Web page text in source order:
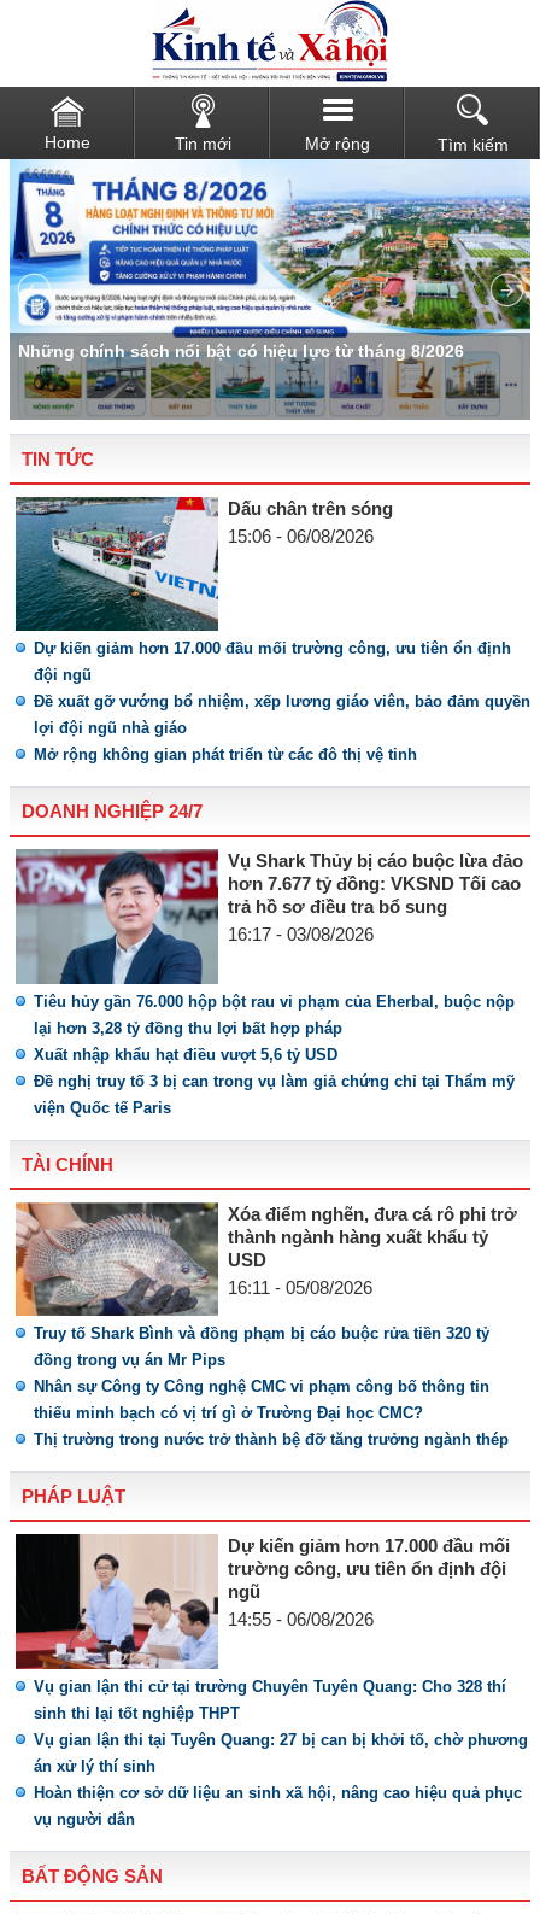
Home Tin mới Mở rộng Tìm kiếm
Những chính sách nổi bật có hiệu lực từ tháng 8/2026
TIN TỨC
Dấu chân trên sóng
15:06 - 06/08/2026
Dự kiến giảm hơn 17.000 đầu mối trường công, ưu tiên ổn định
đội ngũ
Đề xuất gỡ vướng bổ nhiệm, xếp lương giáo viên, bảo đảm quyền
lợi đội ngũ nhà giáo
Mở rộng không gian phát triển từ các đô thị vệ tinh
DOANH NGHIỆP 24/7
Vụ Shark Thủy bị cáo buộc lừa đảo
hơn 7.677 tỷ đồng: VKSND Tối cao
trả hồ sơ điều tra bổ sung
16:17 - 03/08/2026
Tiêu hủy gần 76.000 hộp bột rau vi phạm của Eherbal, buộc nộp
lại hơn 3,28 tỷ đồng thu lợi bất hợp pháp
Xuất nhập khẩu hạt điều vượt 5,6 tỷ USD
Đề nghị truy tố 3 bị can trong vụ làm giả chứng chỉ tại Thẩm mỹ
viện Quốc tế Paris
TÀI CHÍNH
Xóa điểm nghẽn, đưa cá rô phi trở
thành ngành hàng xuất khẩu tỷ
USD
16:11 - 05/08/2026
Truy tố Shark Bình và đồng phạm bị cáo buộc rửa tiền 320 tỷ
đồng trong vụ án Mr Pips
Nhân sự Công ty Công nghệ CMC vi phạm công bố thông tin
thiếu minh bạch có vị trí gì ở Trường Đại học CMC?
Thị trường trong nước trở thành bệ đỡ tăng trưởng ngành thép
PHÁP LUẬT
Dự kiến giảm hơn 17.000 đầu mối
trường công, ưu tiên ổn định đội
ngũ
14:55 - 06/08/2026
Vụ gian lận thi cử tại trường Chuyên Tuyên Quang: Cho 328 thí
sinh thi lại tốt nghiệp THPT
Vụ gian lận thi tại Tuyên Quang: 27 bị can bị khởi tố, chờ phương
án xử lý thí sinh
Hoàn thiện cơ sở dữ liệu an sinh xã hội, nâng cao hiệu quả phục
vụ người dân
BẤT ĐỘNG SẢN